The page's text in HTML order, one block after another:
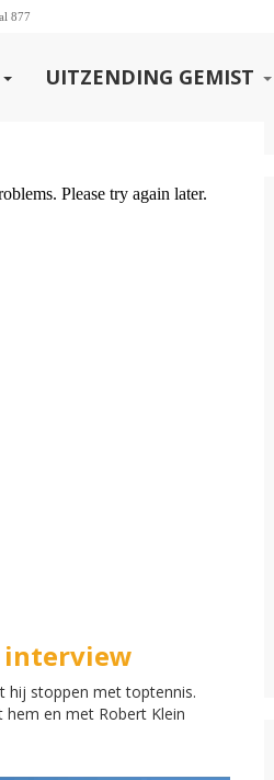
877
UITZENDING GEMIST
interview
hij stoppen met toptennis.
hem en met Robert Klein